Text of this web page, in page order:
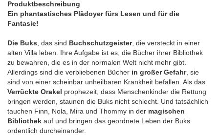
Produktbeschreibung
Ein phantastisches Plädoyer fürs Lesen und für die
Fantasie!
Die Buks , das sind Buchschutzgeister, die versteckt in einer
alten Villa leben. Ihre Aufgabe ist es, die Bücher ihrer Bibliothek
zu bewahren, die es in der normalen Welt nicht mehr gibt.
Allerdings sind die verbliebenen Bücher in großer Gefahr, sie
sind von einer scheinbar unheilbaren Krankheit befallen. Als das
Verrückte Orakel prophezeit, dass Menschenkinder die Rettung
bringen werden, staunen die Buks nicht schlecht. Und tatsächlich
tauchen Finn, Nola, Mira und Thommy in der magischen
Bibliothek auf und bringen das geordnete Leben der Buks
ordentlich durcheinander.